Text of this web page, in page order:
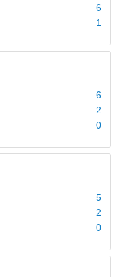
6
1
6
2
0
5
2
0